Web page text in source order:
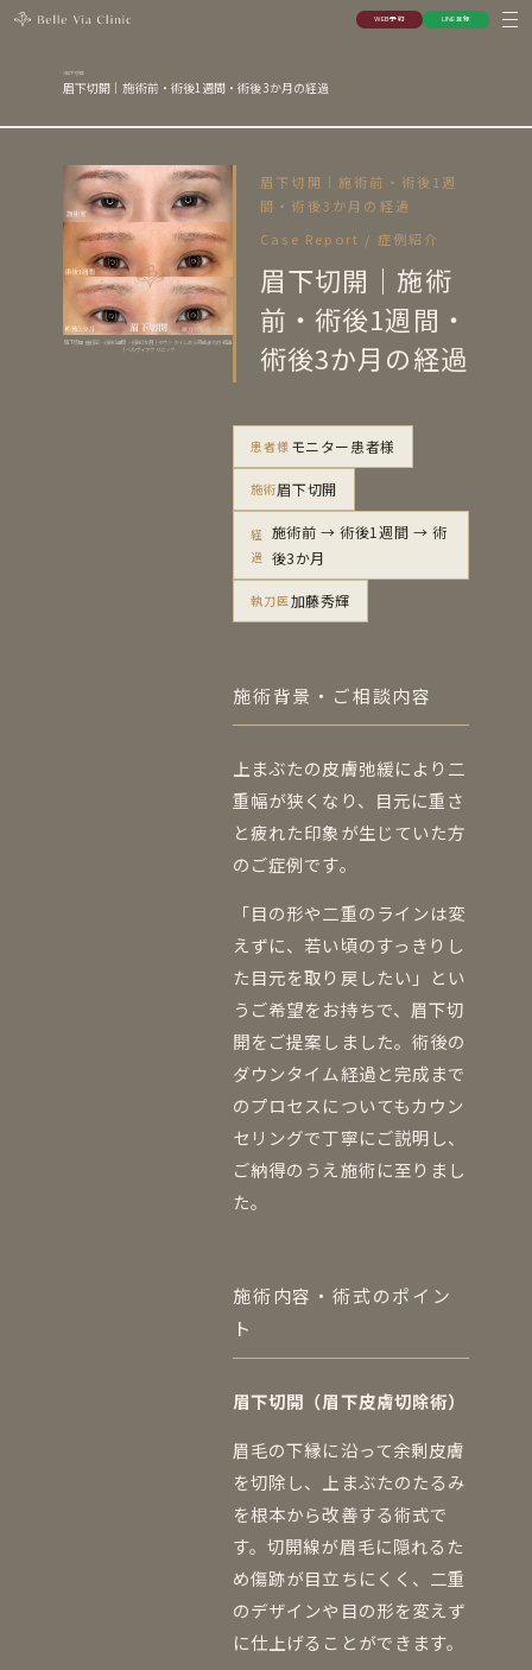
WEB予約
LINE登録
眉下切開
眉下切開｜施術前・術後1週間・術後3か月の経過
眉下切開 施術前・術後1週間・術後3か月｜ダウンタイムから完成までの経過
｜ベルヴィアクリニック
眉下切開｜施術前・術後1週
間・術後3か月の経過
Case Report / 症例紹介
眉下切開｜施術
前・術後1週間・
術後3か月の経過
患者様 モニター患者様
施術眉下切開
経
過
施術前 → 術後1週間 → 術
後3か月
執刀医加藤秀輝
施術背景・ご相談内容
上まぶたの皮膚弛緩により二
重幅が狭くなり、目元に重さ
と疲れた印象が生じていた方
のご症例です。
「目の形や二重のラインは変
えずに、若い頃のすっきりし
た目元を取り戻したい」とい
うご希望をお持ちで、眉下切
開をご提案しました。術後の
ダウンタイム経過と完成まで
のプロセスについてもカウン
セリングで丁寧にご説明し、
ご納得のうえ施術に至りまし
た。
施術内容・術式のポイン
ト
眉下切開（眉下皮膚切除術）
眉毛の下縁に沿って余剰皮膚
を切除し、上まぶたのたるみ
を根本から改善する術式で
す。切開線が眉毛に隠れるた
め傷跡が目立ちにくく、二重
のデザインや目の形を変えず
に仕上げることができます。